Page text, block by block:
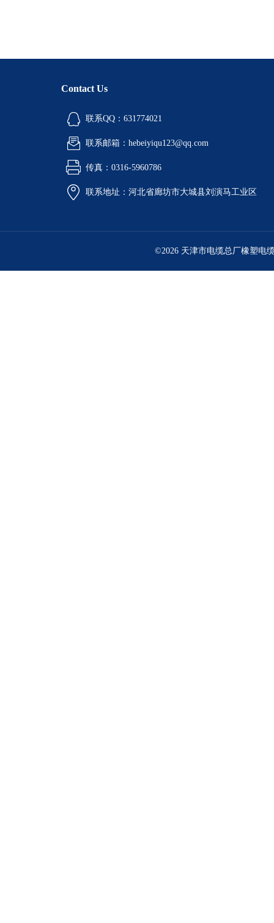
Contact Us
联系QQ：631774021
联系邮箱：hebeiyiqu123@qq.com
传真：0316-5960786
联系地址：河北省廊坊市大城县刘演马工业区
©2026 天津市电缆总厂橡塑电